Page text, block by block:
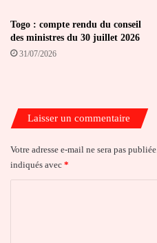
Togo : compte rendu du conseil
des ministres du 30 juillet 2026
31/07/2026
Laisser un commentaire
Votre adresse e-mail ne sera pas publiée.
indiqués avec *